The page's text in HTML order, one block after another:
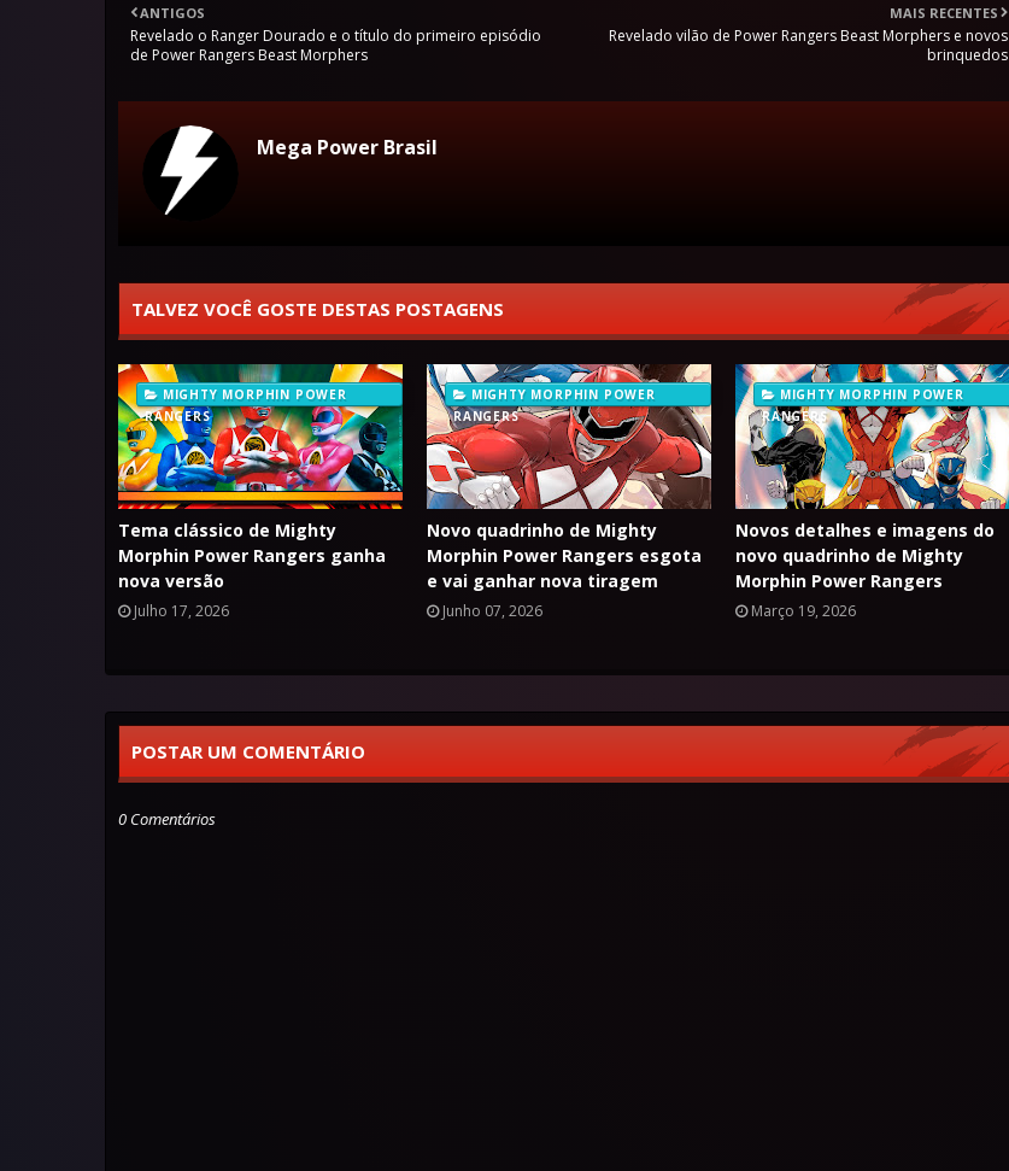
MAIS RECENTES
Revelado vilão de Power Rangers Beast Morphers e novos
brinquedos
ANTIGOS
Revelado o Ranger Dourado e o título do primeiro episódio
de Power Rangers Beast Morphers
Mega Power Brasil
TALVEZ VOCÊ GOSTE DESTAS POSTAGENS
MIGHTY MORPHIN POWER
RANGERS
Tema clássico de Mighty
Morphin Power Rangers ganha
nova versão
Julho 17, 2026
MIGHTY MORPHIN POWER
RANGERS
Novo quadrinho de Mighty
Morphin Power Rangers esgota
e vai ganhar nova tiragem
Junho 07, 2026
MIGHTY MORPHIN POWER
RANGERS
Novos detalhes e imagens do
novo quadrinho de Mighty
Morphin Power Rangers
Março 19, 2026
POSTAR UM COMENTÁRIO
0 Comentários